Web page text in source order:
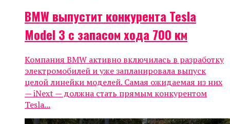
BMW выпустит конкурента Tesla
Model 3 с запасом хода 700 км
Компания BMW активно включилась в разработку
электромобилей и уже запланировала выпуск
целой линейки моделей. Самая ожидаемая из них
— iNext — должна стать прямым конкурентом
Tesla...